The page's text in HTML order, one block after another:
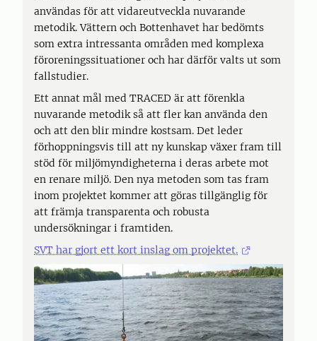
användas för att vidareutveckla nuvarande
metodik. Vättern och Bottenhavet har bedömts
som extra intressanta områden med komplexa
föroreningssituationer och har därför valts ut som
fallstudier.
Ett annat mål med TRACED är att förenkla
nuvarande metodik så att fler kan använda den
och att den blir mindre kostsam. Det leder
förhoppningsvis till att ny kunskap växer fram till
stöd för miljömyndigheterna i deras arbete mot
en renare miljö. Den nya metoden som tas fram
inom projektet kommer att göras tillgänglig för
att främja transparenta och robusta
undersökningar i framtiden.
SVT har gjort ett kort inslag om projektet.